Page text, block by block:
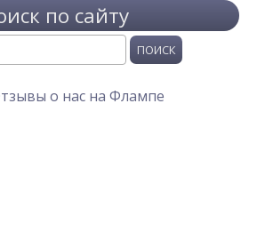
по сайту
о нас на Флампе